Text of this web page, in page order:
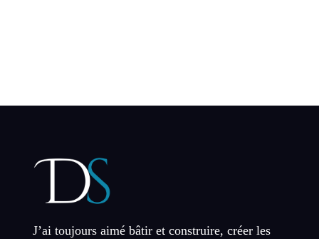
J’ai toujours aimé bâtir et construire, créer les